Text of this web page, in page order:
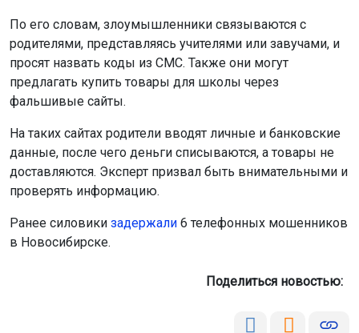
По его словам, злоумышленники связываются с
родителями, представляясь учителями или завучами, и
просят назвать коды из СМС. Также они могут
предлагать купить товары для школы через
фальшивые сайты.
На таких сайтах родители вводят личные и банковские
данные, после чего деньги списываются, а товары не
доставляются. Эксперт призвал быть внимательными и
проверять информацию.
Ранее силовики задержали 6 телефонных мошенников
в Новосибирске.
Поделиться новостью: